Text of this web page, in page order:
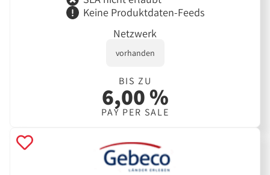
Keine Produktdaten-Feeds
Netzwerk
vorhanden
BIS ZU
6,00 %
PAY PER SALE